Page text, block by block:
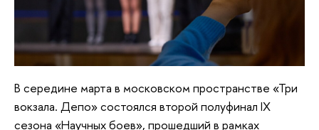
В середине марта в московском пространстве «Три
вокзала. Депо» состоялся второй полуфинал IX
сезона «Научных боев», прошедший в рамках